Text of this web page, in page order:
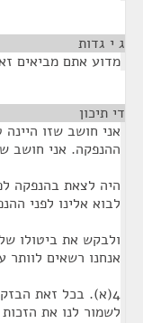
ג י גדות
מדוע אתם מביאים
די תיכון
ההנפקה. אני חושב
לבוא אלינו לפני
ולבקש את ביטולו
אנחנו רשאים לוותר
4(א). בכל זאת הבזק
לשמור לנו את